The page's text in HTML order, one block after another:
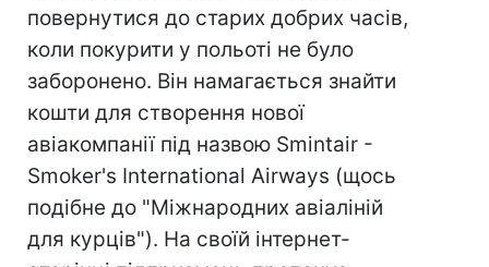
повернутися до старих добрих часів,
коли покурити у польоті не було
заборонено. Він намагається знайти
кошти для створення нової
авіакомпанії під назвою Smintair -
Smoker's International Airways (щось
подібне до "Міжнародних авіаліній
для курців"). На своїй інтернет-